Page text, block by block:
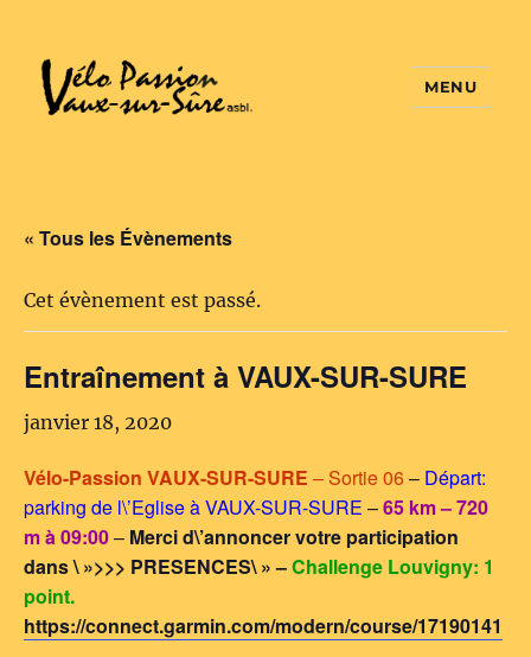
MENU
« Tous les Évènements
Cet évènement est passé.
Entraînement à VAUX-SUR-SURE
janvier 18, 2020
Vélo-Passion VAUX-SUR-SURE – Sortie 06– Départ:
parking de l\’Eglise à VAUX-SUR-SURE –65 km – 720
m à 09:00– Merci d\’annoncer votre participation
dans \ »>>> PRESENCES\ » –Challenge Louvigny: 1
point.
https://connect.garmin.com/modern/course/17190141